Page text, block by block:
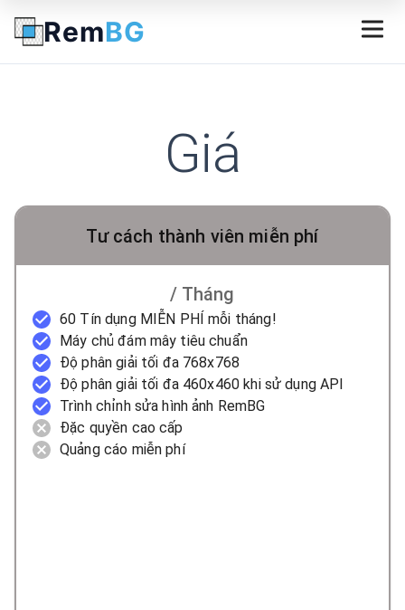
RemBG
Giá
Tư cách thành viên miễn phí
/ Tháng
60 Tín dụng MIỄN PHÍ mỗi tháng!
Máy chủ đám mây tiêu chuẩn
Độ phân giải tối đa 768x768
Độ phân giải tối đa 460x460 khi sử dụng API
Trình chỉnh sửa hình ảnh RemBG
Đặc quyền cao cấp
Quảng cáo miễn phí